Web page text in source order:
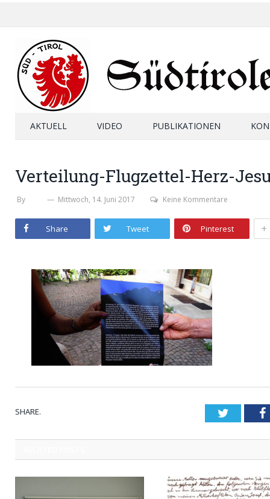
AKTUELL VIDEO PUBLIKATIONEN
Verteilung-Flugzettel-Herz-
By Mittwoch, 14. Juni 2017 Keine Kommentare
Share Tweet Pinterest +
SHARE. Twitter